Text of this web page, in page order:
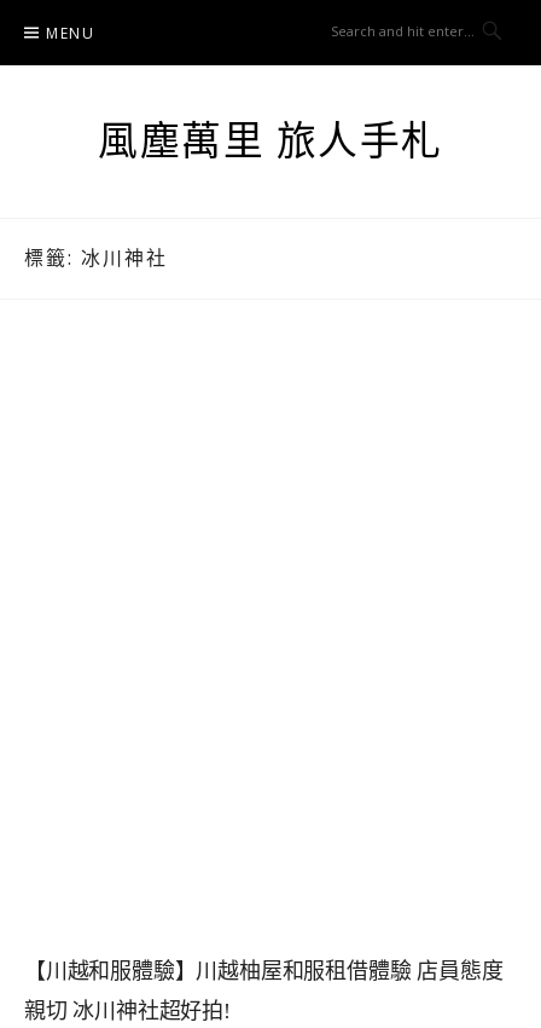
content
MENU
風塵萬里 旅人手札
標籤: 冰川神社
【川越和服體驗】川越柚屋和服租借體驗 店員態度
親切 冰川神社超好拍!